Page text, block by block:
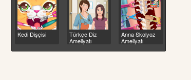
Kedi Dişçisi
Türkçe Diz
Ameliyatı
Anna Skolyoz
Ameliyatı